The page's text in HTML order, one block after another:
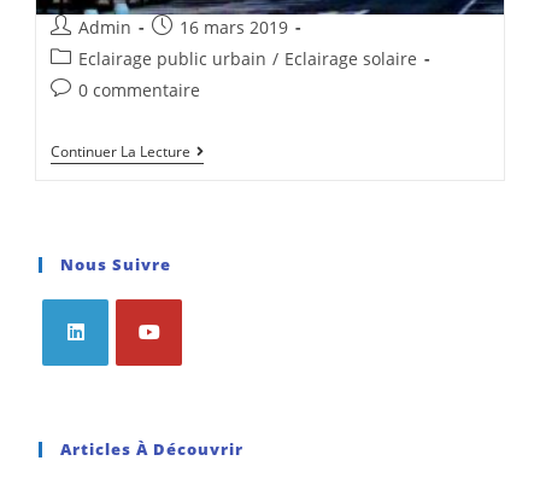
Admin
16 mars 2019
Eclairage public urbain / Eclairage solaire
0 commentaire
Continuer La Lecture
Nous Suivre
Articles À Découvrir